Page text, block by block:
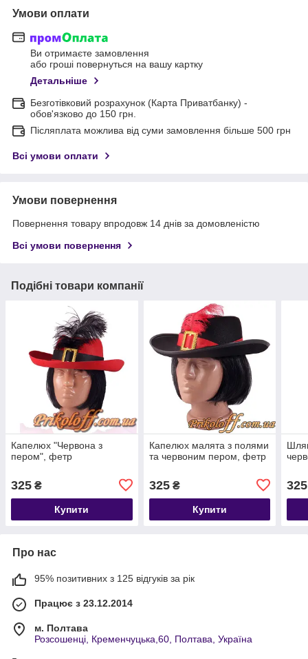
Умови оплати
Ви отримаєте замовлення
або гроші повернуться на вашу картку
Детальніше
Безготівковий розрахунок (Карта Приватбанку) -
обов'язково до 150 грн.
Післяплата можлива від суми замовлення більше 500 грн
Всі умови оплати
Умови повернення
Повернення товару впродовж 14 днів за домовленістю
Всі умови повернення
Подібні товари компанії
Капелюх "Червона з
пером", фетр
325 ₴
Купити
Капелюх малята з полями
та червоним пером, фетр
325₴
Купити
325
Про нас
95% позитивних з 125 відгуків за рік
Працює з 23.12.2014
м. Полтава
Розсошенці, Кременчуцька,60, Полтава, Україна